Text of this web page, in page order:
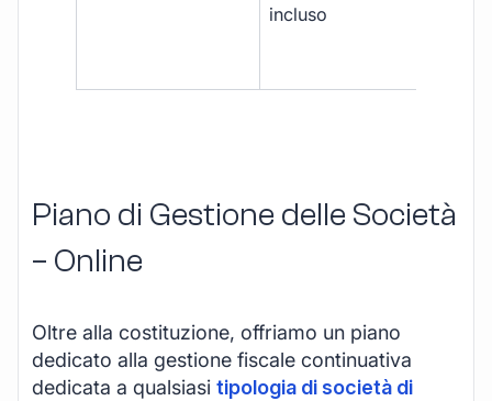
incluso
Piano di Gestione delle Società
– Online
Oltre alla costituzione, offriamo un piano
dedicato alla gestione fiscale continuativa
dedicata a qualsiasi tipologia di società di